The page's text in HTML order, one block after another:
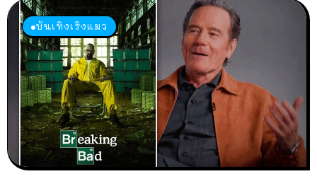
บันเทิงเริงแมว